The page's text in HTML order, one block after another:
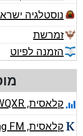
נוסטלגיה
זמרשת
הזמנה לפיוט
קלאסית, WQXR
קלאסית, King FM